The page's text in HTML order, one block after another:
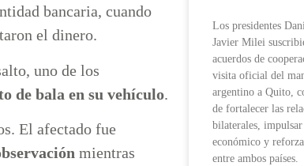
bancaria, cuando
el dinero.
uno de los
de bala en su vehículo.
El afectado fue
mientras
Los presidentes
Javier Milei
acuerdos de
visita oficial del
argentino a Quito,
de fortalecer las
bilaterales,
económico y
entre ambos países.